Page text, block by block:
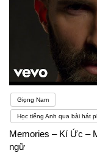
Giọng Nam
Học tiếng Anh qua bài hát
Memories – Kí Ức –
ngữ